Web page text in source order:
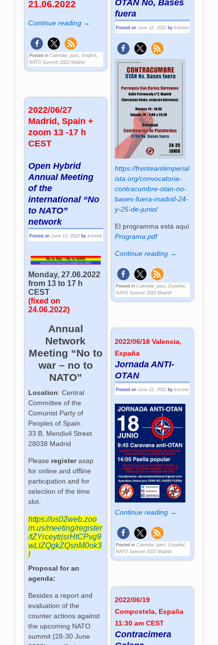
21.06.2022
Continue reading →
Posted in Calendar_past ,English
NATO Summit 2022 Madrid
OTAN No, Bases
fuera
Posted on June 12, 2022 by kristine
https://frenteantiimperial
ista.org/convocatoria-
contracumbre-otan-no-
bases-fuera-madrid-24-
y-25-de-junio/
El programma está aquí
Programa.pdf
Continue reading →
Posted in Calendar_past, Español,
NATO Summit 2022 Madrid
2022/06/27
Madrid, Spain +
zoom 13 -17 h
CEST
Open Hybrid
Annual Meeting
of the
international “No
to NATO”
network
Posted onJune 12, 2022 bykristine
Monday, 27.06.2022
from 13 to 17 h
CEST
(fixed on
24.06.2022)
Annual
Network
Meeting “No to
war – no to
NATO”
Location: Central
Committee of the
Comunist Party of
Peoples of Spain.
33 B, Mendivil Street.
28038 Madrid
Please registerasap
for online and offline
participation and for
selection of the time
slot.
https://us02web.zoo
m.us/meeting/register
/tZYrceytrjsrHtCPvg9
wLtZQgkZQsnM0ok3
I
Proposal for an
agenda:
Besides a report and
evaluation of the
counter actions against
the upcoming NATO
summit (28-30 June
2022/06/18 Valencia,
España
Jornada ANTI-
OTAN
Posted on June 12, 2022 by kristine
Continue reading →
Posted in Calendar_past, Español,
NATO Summit 2022 Madrid
2022/06/19
Compostela, España
11:30 am CEST
Contracimera